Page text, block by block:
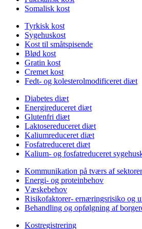
Somalisk kost
Tyrkisk kost
Sygehuskost
Kost til småtspisende
Blød kost
Gratin kost
Cremet kost
Fedt- og kolesterolmodificeret diæt
Diabetes diæt
Energireduceret diæt
Glutenfri diæt
Laktosereduceret diæt
Kaliumreduceret diæt
Fosfatreduceret diæt
Kalium- og fosfatreduceret
Kommunikation på tværs af sektorer
Energi- og proteinbehov
Væskebehov
Risikofaktorer- ernæringsrisiko og
Behandling og opfølgning af
Kostregistrering